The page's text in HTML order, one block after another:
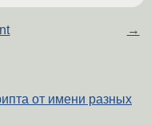
→
от имени разных